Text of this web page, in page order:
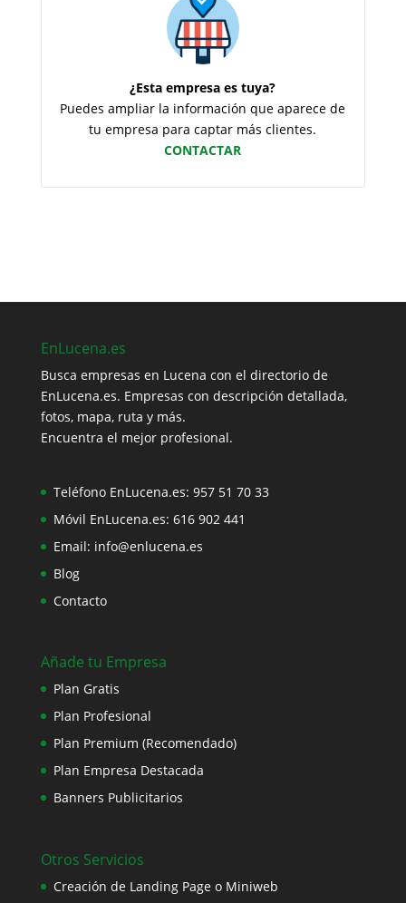
¿Esta empresa es tuya?
Puedes ampliar la información que aparece de
tu empresa para captar más clientes.
CONTACTAR
EnLucena.es
Busca empresas en Lucena con el directorio de
EnLucena.es. Empresas con descripción detallada,
fotos, mapa, ruta y más.
Encuentra el mejor profesional.
Teléfono EnLucena.es: 957 51 70 33
Móvil EnLucena.es: 616 902 441
Email: info@enlucena.es
Blog
Contacto
Añade tu Empresa
Plan Gratis
Plan Profesional
Plan Premium (Recomendado)
Plan Empresa Destacada
Banners Publicitarios
Otros Servicios
Creación de Landing Page o Miniweb